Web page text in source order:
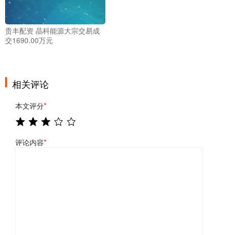
贵丰配资 晶科能源大宗交易成
交1690.00万元
相关评论
本文评分*
评论内容*